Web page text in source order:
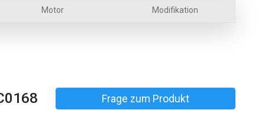
Motor Modifikation
Frage zum Produkt